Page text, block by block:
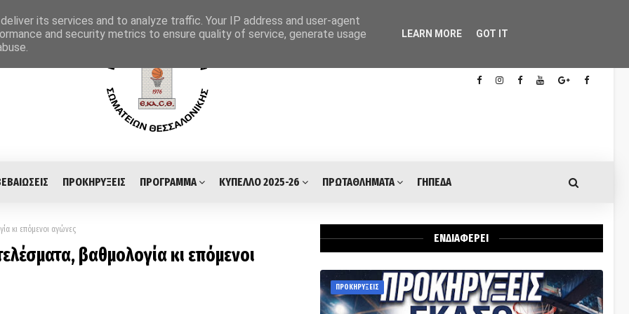
ΠΡΟΚΗΡΥΞΕΙΣ ΠΡΟΓΡΑΜΜΑ ΚΥΠΕΛΛΟ 2025-26 ΠΡΩΤΑΘΛΗΜΑΤΑ ΓΗΠΕΔΑ
κι επόμενοι αγώνες
βαθμολογία κι επόμενοι
ΕΝΔΙΑΦΕΡΕΙ
ΠΡΟΚΗΡΥΞΕΙΣ
its services and to analyze traffic. Your IP address and user-agent
and security metrics to ensure quality of service, generate usage
LEARN MORE GOT IT